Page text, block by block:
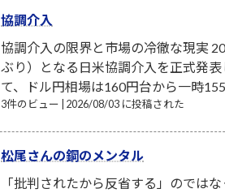
協調介入
協調介入の限界と市場の冷徹な現実
ぶり）となる日米協調介入を正式発
て、ドル円相場は160円台から一時155
3件のビュー 2026/08/03 に投稿された
松尾さんの鋼のメンタル
「批判されたから反省する」のでは